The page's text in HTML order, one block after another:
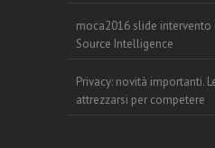
moca2016 slide intervento
Source Intelligence
Privacy: novità importanti.
attrezzarsi per competere